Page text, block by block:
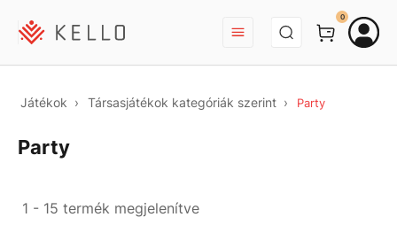
BEJELENTKEZÉS
0
Játékok Társasjátékok kategóriák szerint Party
Party
1 - 15 termék megjelenítve